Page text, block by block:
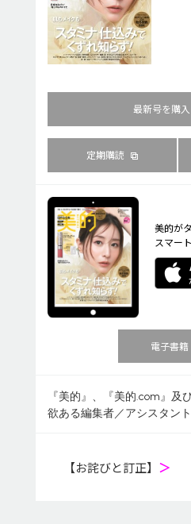
最新号を購
定期購読
美的が
スマー
電子書籍
『美的』、『美的.com』及
欲ある編集者／アシスタン
【お詫びと訂正】 ＞